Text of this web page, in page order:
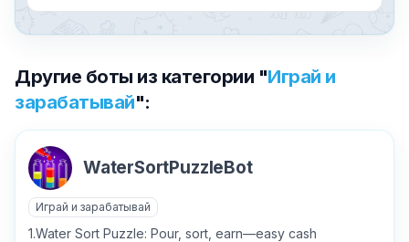
Другие боты из категории "Играй и
зарабатывай":
WaterSortPuzzleBot
Играй и зарабатывай
1.Water Sort Puzzle: Pour, sort, earn—easy cash